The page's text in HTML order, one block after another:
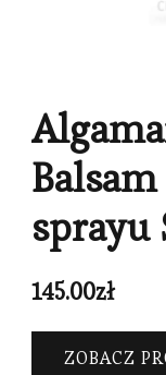
sprayu
145.00zł
ZOBACZ